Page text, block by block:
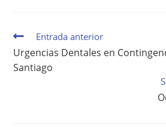
Entrada anterior
Urgencias Dentales en
Santiago